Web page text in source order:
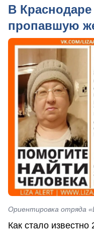
В
пропавшую
Ориентировка отряда
Как стало